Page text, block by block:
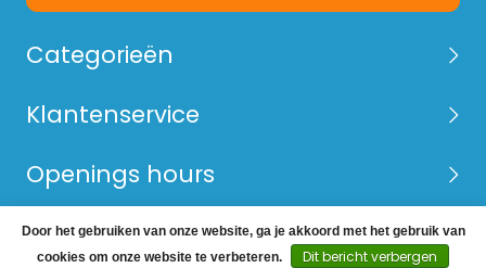
Categorieën
Klantenservice
Openings hours
© Copyright 2026 Mijn Bus is Top -Webshop laten
Door het gebruiken van onze website, ga je akkoord met het gebruik van
cookies om onze website te verbeteren.
Dit bericht verbergen